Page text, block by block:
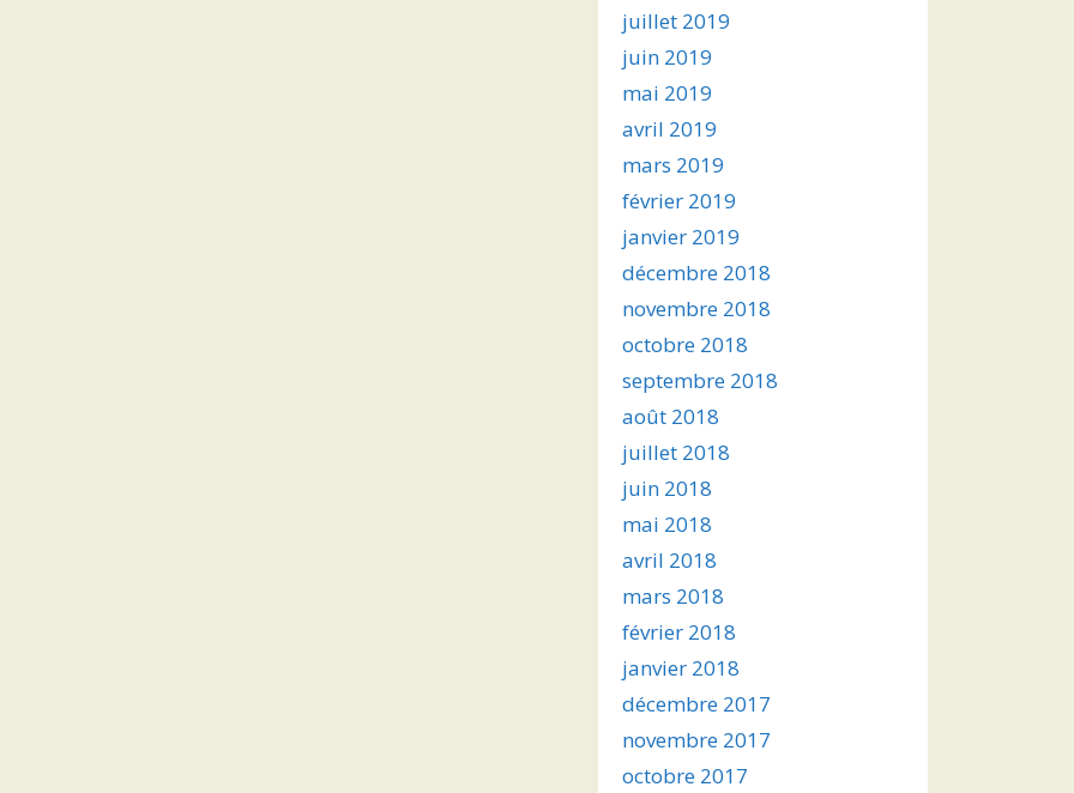
juillet 2019
juin 2019
mai 2019
avril 2019
mars 2019
février 2019
janvier 2019
décembre 2018
novembre 2018
octobre 2018
septembre 2018
août 2018
juillet 2018
juin 2018
mai 2018
avril 2018
mars 2018
février 2018
janvier 2018
décembre 2017
novembre 2017
octobre 2017